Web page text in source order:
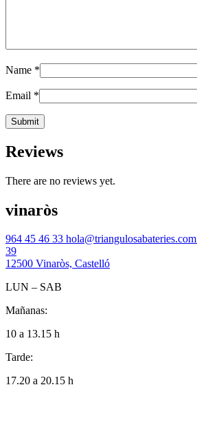
Name *
Email *
Reviews
There are no reviews yet.
vinaròs
964 45 46 33 hola@triangulosabateries.com
39
12500 Vinaròs, Castelló
LUN – SAB
Mañanas:
10 a 13.15 h
Tarde:
17.20 a 20.15 h